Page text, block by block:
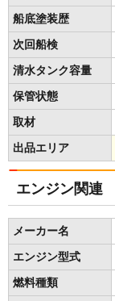
船底塗装歴
次回船検
清水タンク容量
保管状態
取材
出品エリア
エンジン関連
メーカー名
エンジン型式
燃料種類